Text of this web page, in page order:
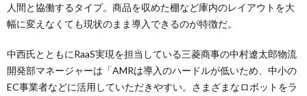
人間と協働するタイプ。商品を収めた棚など庫内のレイアウトを大
幅に変えなくても現状のまま導入できるのが特徴だ。
中西氏とともにRaaS実現を担当している三菱商事の中村遼太郎物流
開発部マネージャーは「AMRは導入のハードルが低いため、中小の
EC事業者などに活用していただきやすい。さまざまなロボットをラ